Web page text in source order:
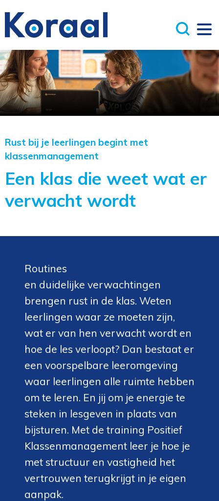
Rust bij je leerlingen begint met
klassenmanagement
Een klas die weet wat er
verwacht wordt
Routines
en duidelijke verwachtingen
brengen rust in de klas. Weten
leerlingen waar ze moeten zijn,
wat er van hen verwacht wordt en
hoe de les verloopt? Dan bestaat er
een voorspelbare leeromgeving
waar leerlingen alle ruimte hebben
om te leren. En jij om je energie te
steken in lesgeven in plaats van
bijsturen. Met de training Positief
Klassenmanagement leer je hoe je
met structuur en vastigheid het
vertrouwen terugkrijgt in je eigen
aanpak.